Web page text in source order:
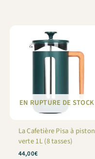
EN RUPTURE DE STOCK
La Cafetière Pisa à piston
verte 1L (8 tasses)
44,00€